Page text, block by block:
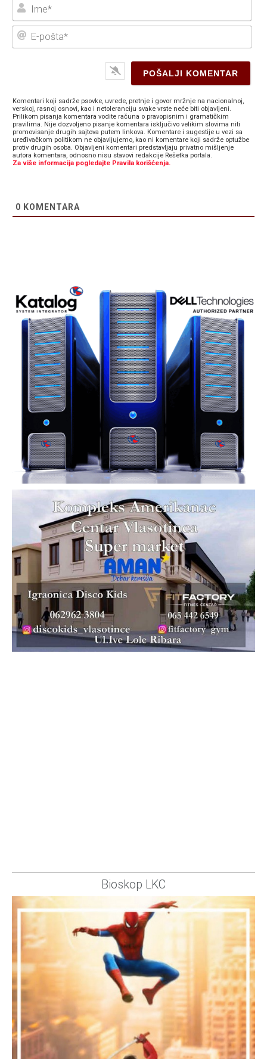
E-
Komentari koji sadrže psovke, uvrede, pretnje i govor mržnje na nacionalnoj,
verskoj, rasnoj osnovi, kao i netoleranciju svake vrste neće biti objavljeni.
Prilikom pisanja komentara vodite računa o pravopisnim i gramatičkim
pravilima. Nije dozvoljeno pisanje komentara isključivo velikim slovima niti
promovisanje drugih sajtova putem linkova. Komentare i sugestije u vezi sa
uređivačkom politikom ne objavljujemo, kao ni komentare koji sadrže optužbe
protiv drugih osoba. Objavljeni komentari predstavljaju privatno mišljenje
autora komentara, odnosno nisu stavovi redakcije Rešetka portala.
Za više informacija pogledajte Pravila korišćenja.
0 KOMENTARA
Bioskop LKC